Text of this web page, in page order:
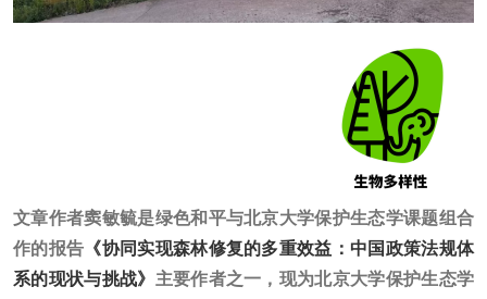
文章作者窦敏毓是绿色和平与北京大学保护生态学课题组合
作的报告 《协同实现森林修复的多重效益：中国政策法规体
系的现状与挑战》 主要作者之一，现为北京大学保护生态学